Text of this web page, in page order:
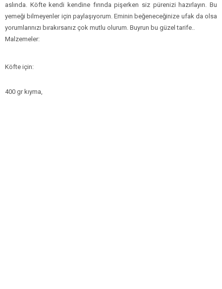
aslında. Köfte kendi kendine fırında pişerken siz pürenizi hazırlayın. Bu
yemeği bilmeyenler için paylaşıyorum. Eminin beğeneceğinize ufak da olsa
yorumlarınızı bırakırsanız çok mutlu olurum. Buyrun bu güzel tarife..
Malzemeler:
Köfte için:
400 gr kıyma,